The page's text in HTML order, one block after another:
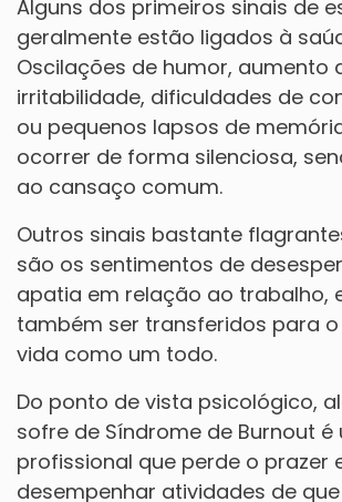
Alguns dos primeiros sinais de
geralmente estão ligados à
Oscilações de humor, aumento
irritabilidade, dificuldades de
ou pequenos lapsos de
ocorrer de forma silenciosa,
ao cansaço comum.
Outros sinais bastante
são os sentimentos de
apatia em relação ao trabalho,
também ser transferidos para
vida como um todo.
Do ponto de vista psicológico,
sofre de Síndrome de Burnout é
profissional que perde o prazer
desempenhar atividades de